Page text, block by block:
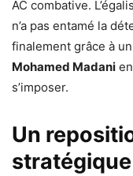
AC combative.
n’a pas entamé la
finalement grâce à
Mohamed Madani
s’imposer.
Un